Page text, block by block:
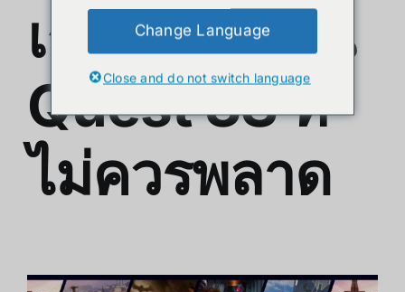
เกมน่าเล่นบน
Quest 3S ที่
ไม่ควรพลาด
Change Language
Close and do not switch language